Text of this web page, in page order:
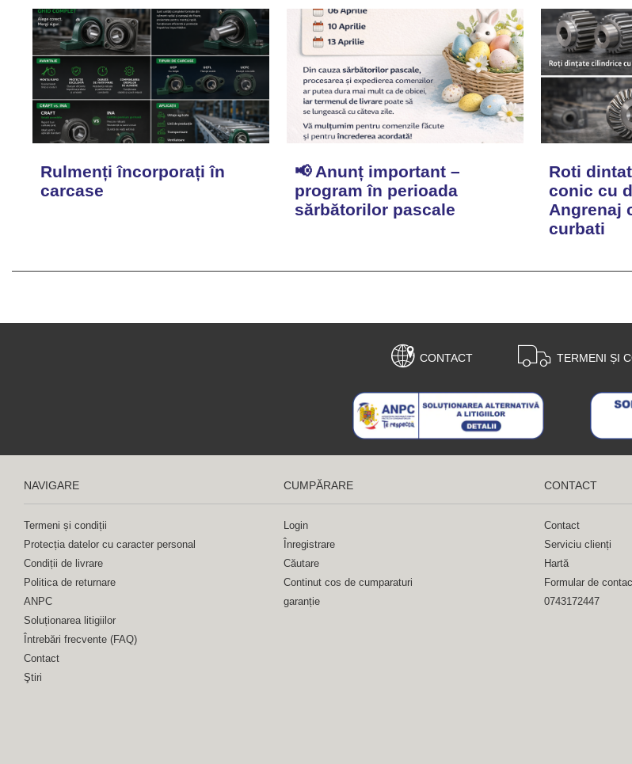
Rulmenți încorporați în
carcase
📢 Anunț important –
program în perioada
sărbătorilor pascale
Roti
conic cu
Angrenaj
curbati
CONTACT TERMENI ȘI
NAVIGARE
Termeni și condiții
Protecția datelor cu caracter personal
Condiții de livrare
Politica de returnare
ANPC
Soluționarea litigiilor
Întrebări frecvente (FAQ)
Contact
Ştiri
CUMPĂRARE
Login
Înregistrare
Căutare
Continut cos de cumparaturi
garanție
CONTACT
Contact
Serviciu clienți
Hartă
Formular de
0743172447